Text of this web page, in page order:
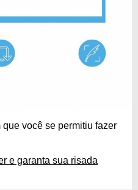
você se permitiu fazer
e garanta sua risada